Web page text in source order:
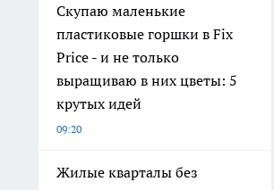
Скупаю маленькие
пластиковые горшки в Fix
Price - и не только
выращиваю в них цветы: 5
крутых идей
09:20
Жилые кварталы без